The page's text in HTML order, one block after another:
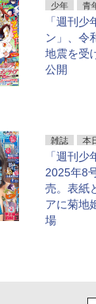
少年 青
「週刊少
ン」、令
地震を受
公開
雑誌 本
「週刊少
2025年8
売。表紙
アに菊地
場